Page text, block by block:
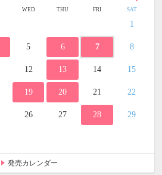
WED THU FRI SAT
1
5 6 7 8
12 13 14 15
19 20 21 22
26 27 28 29
発売カレンダー